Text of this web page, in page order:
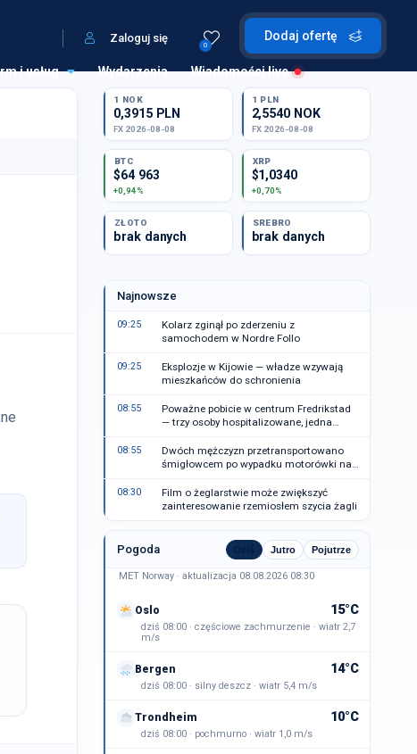
Dodaj ofertę
0
Zaloguj się
i usług Wydarzenia Wiadomości live
1 NOK
0,3915 PLN
FX 2026-08-08
1 PLN
2,5540 NOK
FX 2026-08-08
BTC
$64 963
+0,94%
XRP
$1,0340
+0,70%
ZŁOTO
brak danych
SREBRO
brak danych
Najnowsze
09:25
Kolarz zginął po zderzeniu z
samochodem w Nordre Follo
09:25
Eksplozje w Kijowie — władze wzywają
mieszkańców do schronienia
08:55
Poważne pobicie w centrum Fredrikstad
— trzy osoby hospitalizowane, jedna
08:55
Dwóch mężczyzn przetransportowano
śmigłowcem po wypadku motorówki na
08:30
Film o żeglarstwie może zwiększyć
zainteresowanie rzemiosłem szycia żagli
Pogoda Dziś Jutro Pojutrze
MET Norway · aktualizacja 08.08.2026 08:30
Oslo 15°C
dziś 08:00 · częściowe zachmurzenie · wiatr 2,7
m/s
Bergen 14°C
dziś 08:00 · silny deszcz · wiatr 5,4 m/s
Trondheim 10°C
dziś 08:00 · pochmurno · wiatr 1,0 m/s